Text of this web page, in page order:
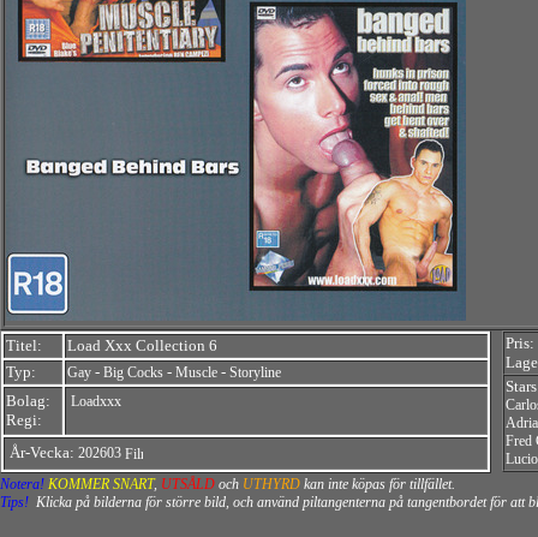
Titel:
Load Xxx Collection 6
Typ:
Gay - Big Cocks - Muscle - Storyline
Bolag:
Regi:
Loadxxx
År-Vecka: 202603
Fred
Notera! KOMMER SNART, UTSÅLD och UTHYRD kan inte köpas för tillfället.
Tips! Klicka på bilderna för större bild, och använd piltangenterna på tangentbordet för att